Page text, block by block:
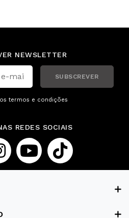
NEWSLETTER
SUBSCREVER
termos e condições
REDES SOCIAIS